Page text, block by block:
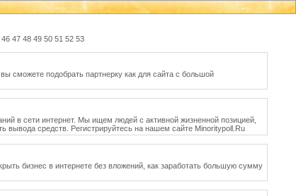
46 47 48 49 50 51 52 53
сможете подобрать партнерку как для сайта с большой
в сети интернет. Мы ищем людей с активной жизненной позицией,
вывода средств. Регистрируйтесь на нашем сайте Minoritypoll.Ru
бизнес в интернете без вложений, как заработать большую сумму